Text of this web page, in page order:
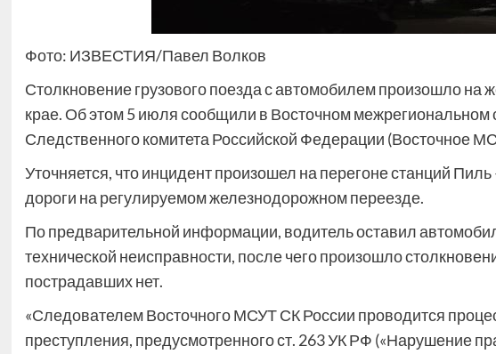
Фото: ИЗВЕСТИЯ/Павел Волков
Столкновение грузового поезда с автомобилем произошло
крае. Об этом 5 июля сообщили в Восточном межрегиональном
Следственного комитета Российской Федерации (Восточное
Уточняется, что инцидент произошел на перегоне станций
дороги на регулируемом железнодорожном переезде.
По предварительной информации, водитель оставил
технической неисправности, после чего произошло
пострадавших нет.
«Следователем Восточного МСУТ СК России проводится
преступления, предусмотренного ст. 263 УК РФ («Нарушение